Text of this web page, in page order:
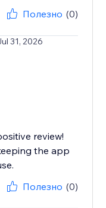
Полезно (0)
31, 2026
review!
the app
Полезно (0)